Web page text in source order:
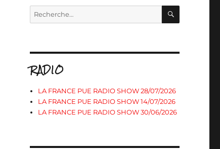
Recherche
RADIO
LA FRANCE PUE RADIO SHOW 28/07/2026
LA FRANCE PUE RADIO SHOW 14/07/2026
LA FRANCE PUE RADIO SHOW 30/06/2026